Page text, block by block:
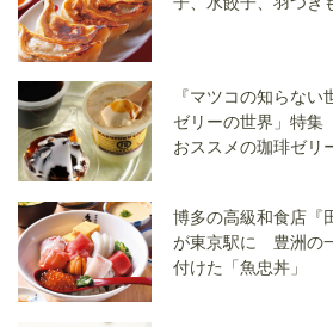
『マツコの知らな
ゼリーの世界」特集
おススメの珈琲ゼリ
博多の高級和食店『
が東京駅に 豊洲の
付けた「魚忠丼」